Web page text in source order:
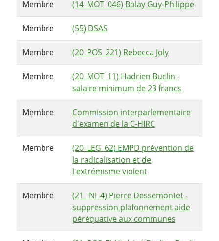
Membre (14_MOT_046) Bolay Guy-Philippe
Membre (55) DSAS
Membre (20_POS_221) Rebecca Joly
Membre
(20_MOT_11) Hadrien Buclin -
salaire minimum de 23 francs
Membre
Commission interparlementaire
d'examen de la C-HIRC
Membre
(20_LEG_62) EMPD prévention de
la radicalisation et de
l'extrémisme violent
Membre
(21_INI_4) Pierre Dessemontet -
suppression plafonnement aide
péréquative aux communes